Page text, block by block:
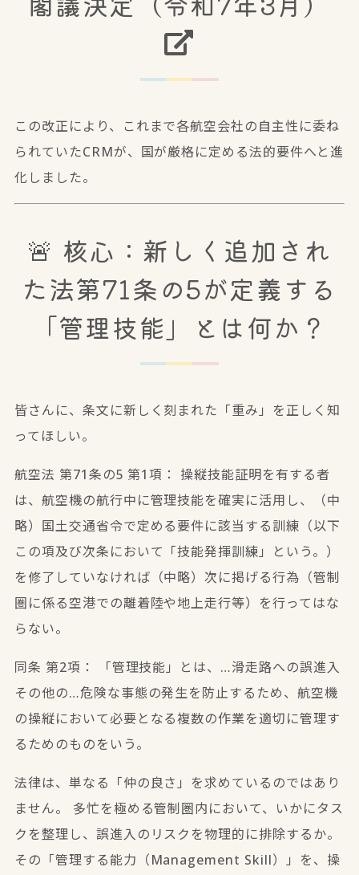
この改正により、これまで各航空会社の自主性に委ね
られていたCRMが、国が厳格に定める法的要件へと進
化しました。
🚨 核心：新しく追加され
た法第71条の5が定義する
「管理技能」とは何か？
皆さんに、条文に新しく刻まれた「重み」を正しく知
ってほしい。
航空法 第71条の5 第1項：
操縦技能証明を有する者
は、航空機の航行中に管理技能を確実に活用し、（中
略）国土交通省令で定める要件に該当する訓練（以下
この項及び次条において「技能発揮訓練」という。）
を修了していなければ（中略）次に掲げる行為（管制
圏に係る空港での離着陸や地上走行等）を行ってはな
らない。
同条 第2項： 「管理技能」とは、…滑走路への誤進入
その他の…危険な事態の発生を防止するため、航空機
の操縦において必要となる複数の作業を適切に管理す
るためのものをいう。
法律は、単なる「仲の良さ」を求めているのではあり
ません。 多忙を極める管制圏内において、いかにタス
クを整理し、誤進入のリスクを物理的に排除するか。
その「管理する能力（Management Skill）」を、操